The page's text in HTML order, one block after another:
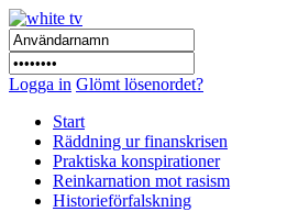
Logga in Glömt lösenordet?
Start
Räddning ur finanskrisen
Praktiska konspirationer
Reinkarnation mot rasism
Historieförfalskning